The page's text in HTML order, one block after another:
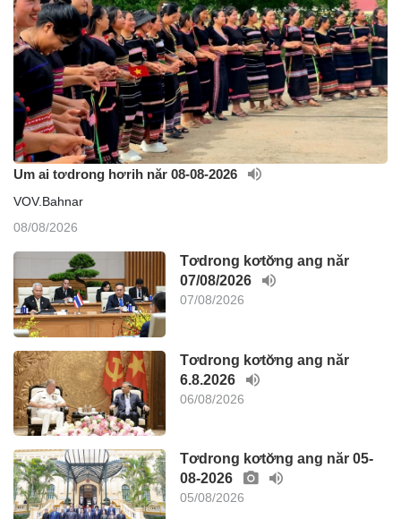
Um ai tơdrong hơrih năr 08-08-2026
VOV.Bahnar
08/08/2026
Tơdrong kơtơ̆ng ang năr
07/08/2026
07/08/2026
Tơdrong kơtơ̆ng ang năr
6.8.2026
06/08/2026
Tơdrong kơtơ̆ng ang năr 05-
08-2026
05/08/2026